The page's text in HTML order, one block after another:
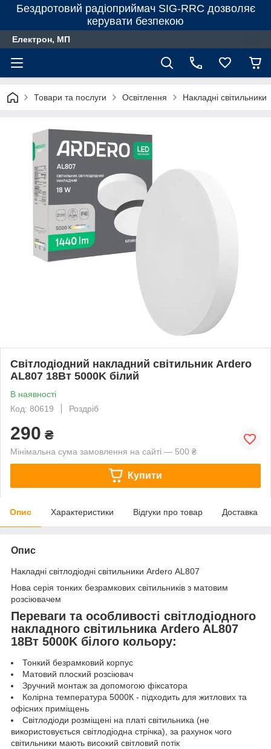
Бездротовий радіоприймач SIG-RRC дозволяє
керувати безпекою
Електрон, МП
Товари та послуги Освітлення Накладні світильники
Світлодіодний накладний світильник Ardero
AL807 18Вт 5000K білий
В наявності
Код: 80619
Роздріб
290 ₴
Мінімальна сума замовлення на сайті — 500 ₴
Купити
Опис Характеристики Відгуки про товар Доставка
Опис
Накладні світлодіодні світильники Ardero АL807
Нова серія тонких безрамкових світильників з матовим
розсіювачем
Переваги та особливості світлодіодного
накладного світильника Ardero AL807
18Вт 5000K білого кольору:
Тонкий безрамковий корпус
Матовий плоский розсіювач
Зручний монтаж за допомогою фіксатора
Колірна температура 5000К - підходить для житлових та
офісних приміщень
Світлодіоди розміщені на платі світильника (не
використовується світлодіодна стрічка), за рахунок чого
світильники мають високий світловий потік